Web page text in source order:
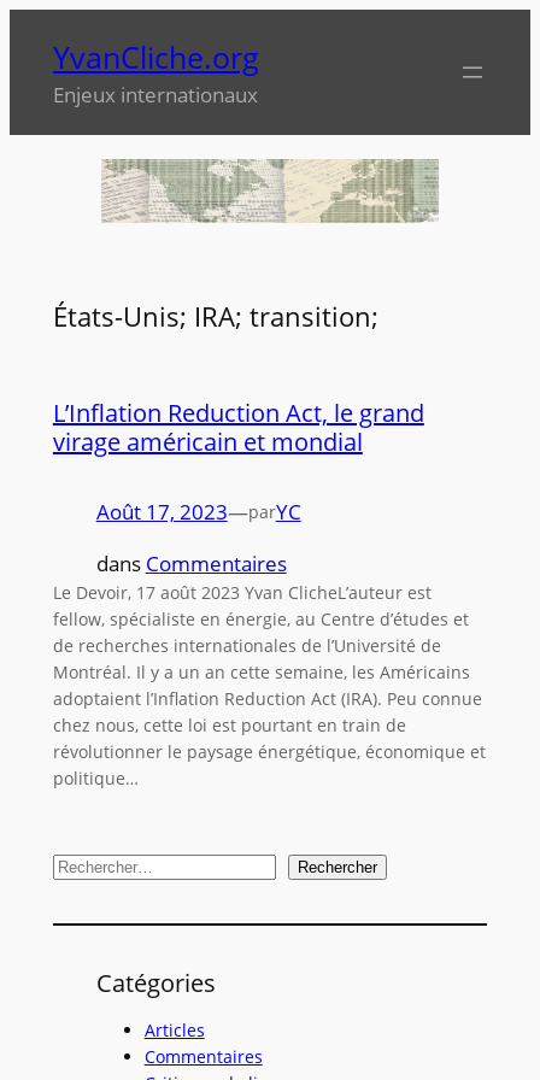
contenu
YvanCliche.org
Enjeux internationaux
États-Unis; IRA; transition;
L’Inflation Reduction Act, le grand
virage américain et mondial
Août 17, 2023—parYC
dans Commentaires
Le Devoir, 17 août 2023 Yvan ClicheL’auteur est
fellow, spécialiste en énergie, au Centre d’études et
de recherches internationales de l’Université de
Montréal. Il y a un an cette semaine, les Américains
adoptaient l’Inflation Reduction Act (IRA). Peu connue
chez nous, cette loi est pourtant en train de
révolutionner le paysage énergétique, économique et
politique…
R
c
Rechercher
Catégories
Articles
Commentaires